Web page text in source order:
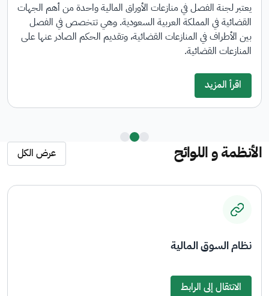
يعتبر لجنة الفصل في منازعات الأوراق المالية واحدة من أهم
القضائية في المملكة العربية السعودية. وهي تتخصص في الفصل
بين الأطراف في المنازعات القضائية، وتقديم الحكم الصادر عنها على
المنازعات القضائية.
اقرأ المزيد
الأنظمة و اللوائح عرض الكل
نظام الشركات
الانتقال إلى الرابط